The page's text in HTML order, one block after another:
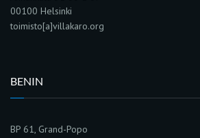
00100 Helsinki
toimisto[a]villakaro.org
BENIN
BP 61, Grand-Popo